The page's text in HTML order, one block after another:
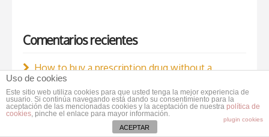
Comentarios recientes
How to buy a prescription drug without a
prescription?
vinos portugueses
fresas cubiertas de chocolateen
Decálogo de
Uso de cookies
Este sitio web utiliza cookies para que usted tenga la mejor experiencia de
usuario. Si continúa navegando está dando su consentimiento para la
aceptación de las mencionadas cookies y la aceptación de nuestra política de
cookies, pinche el enlace para mayor información.
plugin cookies
ACEPTAR